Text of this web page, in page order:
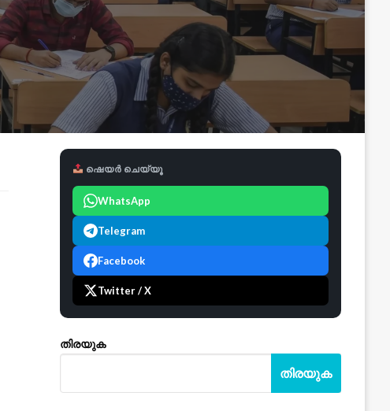
ഷെയർ ചെയ്യൂ
WhatsApp
Telegram
Facebook
Twitter / X
തിരയുക
തിരയുക